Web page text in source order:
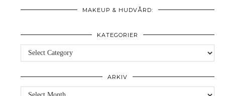
MAKEUP & HUDVÅRD:
KATEGORIER
Kategorier
ARKIV
Arkiv